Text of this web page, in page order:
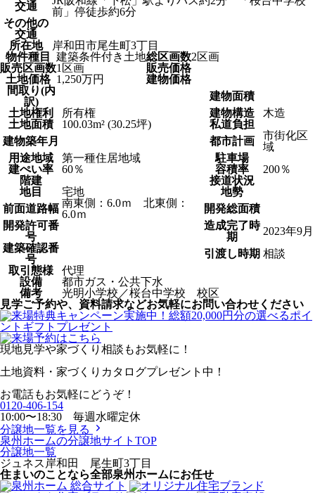
交通
前」停徒歩約6分
その他の
交通
所在地
岸和田市尾生町3丁目
物件種目
建築条件付き土地総区画数2区画
販売区画数1区画
販売価格
土地価格 1,250万円
建物価格
間取り(内
訳)
建物面積
土地権利
所有権 建物構造
木造
土地面積
100.03m² (30.25坪)
私道負担
建物築年月
都市計画
市街化区
域
用途地域
第一種住居地域
駐車場
建ぺい率
60％ 容積率
200％
階建
接道状況
地目
宅地
地勢
前面道路幅 南東側：6.0ｍ 北東側：
6.0ｍ
開発総面積
開発許可番
号
造成完了時
期
2023年9月
建築確認番
号
引渡し時期 相談
取引態様
代理
設備
都市ガス・公共下水
備考
光明小学校／桜台中学校 校区
見学ご予約や、資料請求などお気軽にお問い合わせください
現地見学や家づくり相談もお気軽に！
土地資料・家づくりカタログプレゼント中！
お電話もお気軽にどうぞ！
0120-406-154
10:00〜18:30 毎週水曜定休
分譲地一覧を見る
泉州ホームの分譲地サイトTOP
分譲地一覧
ジュネス岸和田 尾生町3丁目
住まいのことなら全部泉州ホームにお任せ